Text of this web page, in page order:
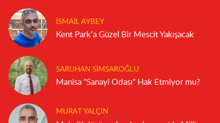
İSMAIL AYBEY
Kent Park’a Güzel Bir Mescit Yakışacak
SARUHAN SIMSAROĞLU
Manisa "Sanayi Odası" Hak Etmiyor mu?
MURAT YALÇIN